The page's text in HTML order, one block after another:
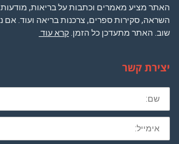
האתר מציע מאמרים וכתבות על בריאות,
השראה, סקירות ספרים, צרכנות בריאה ועוד. אם
שוב. האתר מתעדכן כל הזמן. קרא עוד
יצירת קשר
שם
מלא
חובה